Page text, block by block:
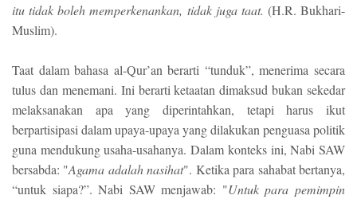
itu tidak boleh memperkenankan, tidak juga taat. (H.R. Bukhari-
Muslim).
Taat dalam bahasa al-Qur’an berarti “tunduk”, menerima secara
tulus dan menemani. Ini berarti ketaatan dimaksud bukan sekedar
melaksanakan apa yang diperintahkan, tetapi harus ikut
berpartisipasi dalam upaya-upaya yang dilakukan penguasa politik
guna mendukung usaha-usahanya. Dalam konteks ini, Nabi SAW
bersabda: "Agama adalah nasihat". Ketika para sahabat bertanya,
“untuk siapa?”. Nabi SAW menjawab: "Untuk para pemimpin